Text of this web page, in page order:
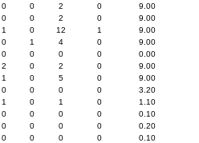
0 0 2 0 9.00
0
0 2 0 9.00
1
0 12 1 9.00
0
1 4 0 9.00
0
0 0 0 0.00
2
0 2 0 9.00
1
0 5 0 9.00
0
0 0 0 3.20
1
0 1 0 1.10
0
0 0 0 0.10
0
0 0 0 0.20
0
0 0 0 0.10